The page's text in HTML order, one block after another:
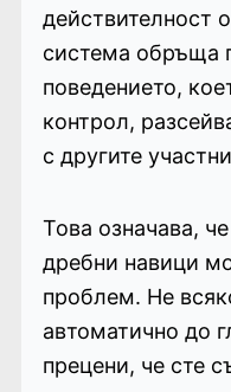
действителност
система обръща
поведението,
контрол,
с другите
Това означава,
дребни навици
проблем. Не
автоматично до
прецени, че сте